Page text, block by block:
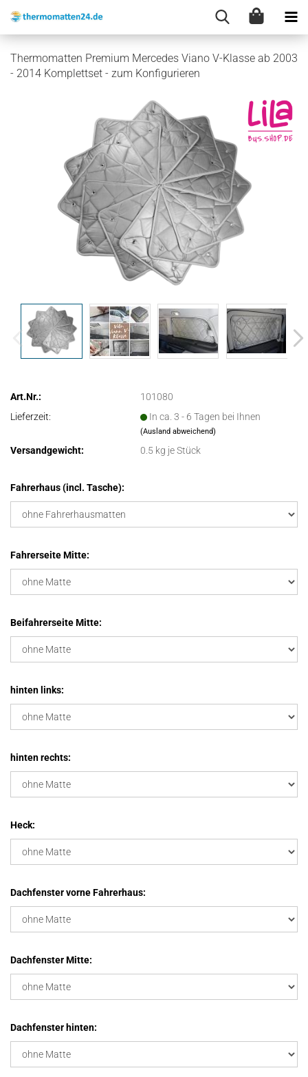
Thermomatten Premium Mercedes Viano V-Klasse ab 2003
- 2014 Komplettset - zum Konfigurieren
Art.Nr.:
101080
Lieferzeit:
In ca. 3 - 6 Tagen bei Ihnen
(Ausland abweichend)
Versandgewicht: 0.5 kg je Stück
Fahrerhaus (incl. Tasche):
Fahrerseite Mitte:
Beifahrerseite Mitte:
hinten links:
hinten rechts:
Heck:
Dachfenster vorne Fahrerhaus:
Dachfenster Mitte:
Dachfenster hinten: